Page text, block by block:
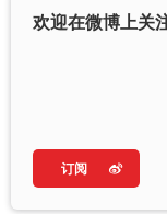
欢迎在微博上关
订阅